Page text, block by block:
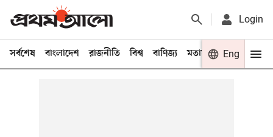
Login
সর্বশেষ বাংলাদেশ রাজনীতি বিশ্ব বাণিজ্য মতামত খেলা
Eng